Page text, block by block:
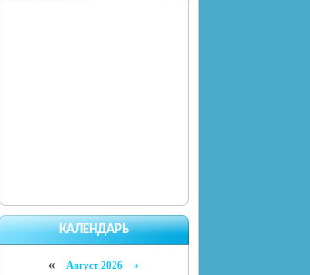
КАЛЕНДАРЬ
« Август 2026 »